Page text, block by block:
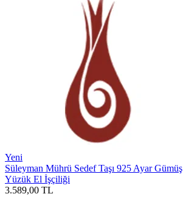
Yeni
Süleyman Mührü Sedef Taşı 925 Ayar Gümüş
Yüzük El İşçiliği
3.589,00 TL